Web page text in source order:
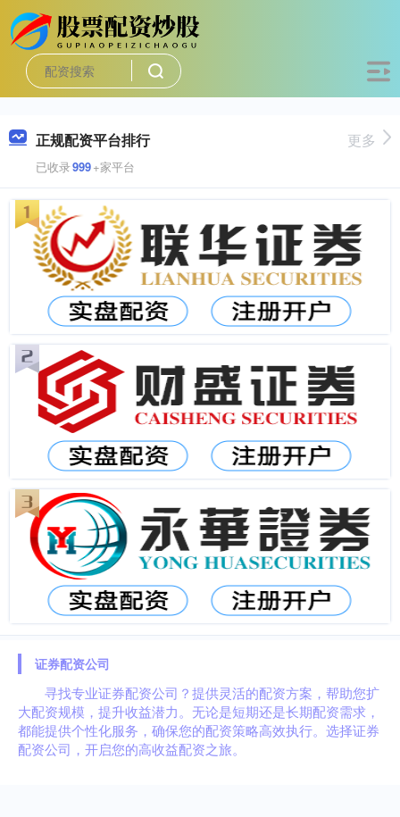
正规配资平台排行
已收录999+家平台
更多
证券配资公司
寻找专业证券配资公司？提供灵活的配资方案，帮助您扩
大配资规模，提升收益潜力。无论是短期还是长期配资需求，
都能提供个性化服务，确保您的配资策略高效执行。选择证券
配资公司，开启您的高收益配资之旅。